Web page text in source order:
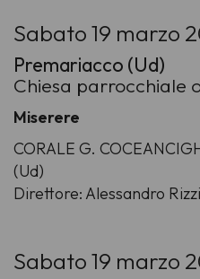
Sabato 19 marzo
Premariacco (Ud)
Chiesa parrocchiale
Miserere
CORALE G.
(Ud)
Direttore: Alessandro Rizzi
Sabato 19 marzo